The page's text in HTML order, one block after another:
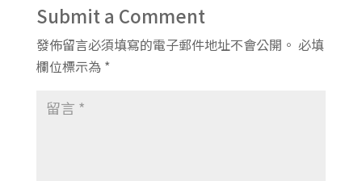
Submit a Comment
發佈留言必須填寫的電子郵件地址不會公開。 必填
欄位標示為 *